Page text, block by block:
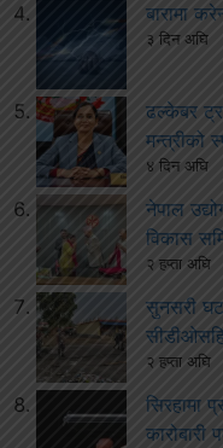
बारामा
३ दिन अघि
ढल्केबर
मन्त्रीको
४ दिन अघि
नेपाल
विकास
२ हप्ता अघि
सुनसरी
२ हप्ता अघि
सिरहामा